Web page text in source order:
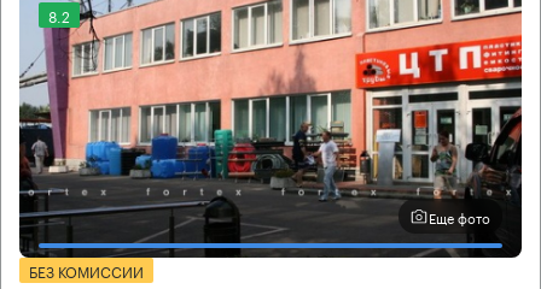
8.2
Еще фото
БЕЗ КОМИССИИ